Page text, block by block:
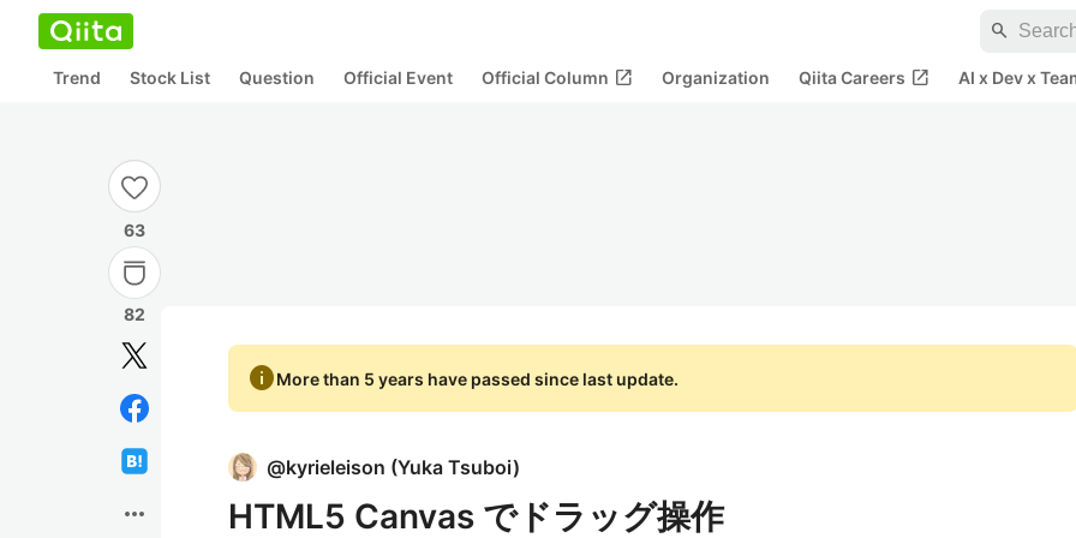
search
Trend Stock List Question Official Event Official Column open_in_new Organization Qiita Careers open_in_new AI x Dev x
63
82
more_horiz
infoMore than 5 years have passed since last update.
@kyrieleison (Yuka Tsuboi)
HTML5 Canvas でドラッグ操作